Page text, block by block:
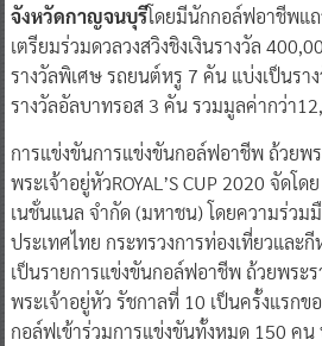
จังหวัดกาญจนบุรีโดยมีนักกอล์ฟอาชีพแ
เตรียมร่วมดวลวงสวิงชิงเงินรางวัล
รางวัลพิเศษ รถยนต์หรู 7 คัน แบ่งเป็นรา
รางวัลอัลบาทรอส 3 คัน รวมมูลค่ากว่า
การแข่งขันการแข่งขันกอล์ฟอาชีพ ถ้วยพ
พระเจ้าอยู่หัวROYAL’S CUP 2020 จัดโ
เนชั่นแนล จำกัด (มหาชน) โดยความร่วม
ประเทศไทย กระทรวงการท่องเที่ยวและ
เป็นรายการแข่งขันกอล์ฟอาชีพ ถ้วยพระ
พระเจ้าอยู่หัว รัชกาลที่ 10 เป็นครั้งแรกข
กอล์ฟเข้าร่วมการแข่งขันทั้งหมด 150 ค